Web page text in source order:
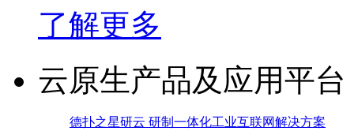
了解更多
云原生产品及应用平台
德扑之星研云 研制一体化工业互联网解决方案